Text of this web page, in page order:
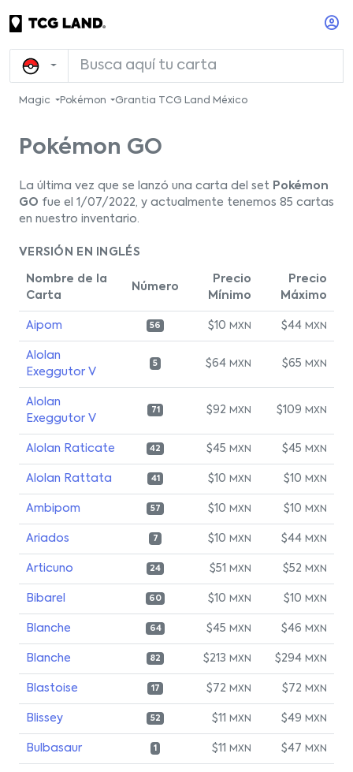
Magic Pokémon Grantia TCG Land México
Pokémon GO
La última vez que se lanzó una carta del set Pokémon
GO fue el 1/07/2022, y actualmente tenemos 85 cartas
en nuestro inventario.
VERSIÓN EN INGLÉS
Nombre de la
Carta
Número
Precio
Mínimo
Precio
Máximo
Aipom 56 $10 MXN $44 MXN
Alolan
Exeggutor V
5 $64 MXN $65 MXN
Alolan
Exeggutor V
71 $92 MXN $109 MXN
Alolan Raticate 42 $45 MXN $45 MXN
Alolan Rattata 41 $10 MXN $10 MXN
Ambipom 57 $10 MXN $10 MXN
Ariados 7 $10 MXN $44 MXN
Articuno 24 $51 MXN $52 MXN
Bibarel 60 $10 MXN $10 MXN
Blanche 64 $45 MXN $46 MXN
Blanche 82 $213 MXN $294 MXN
Blastoise 17 $72 MXN $72 MXN
Blissey 52 $11 MXN $49 MXN
Bulbasaur 1 $11 MXN $47 MXN